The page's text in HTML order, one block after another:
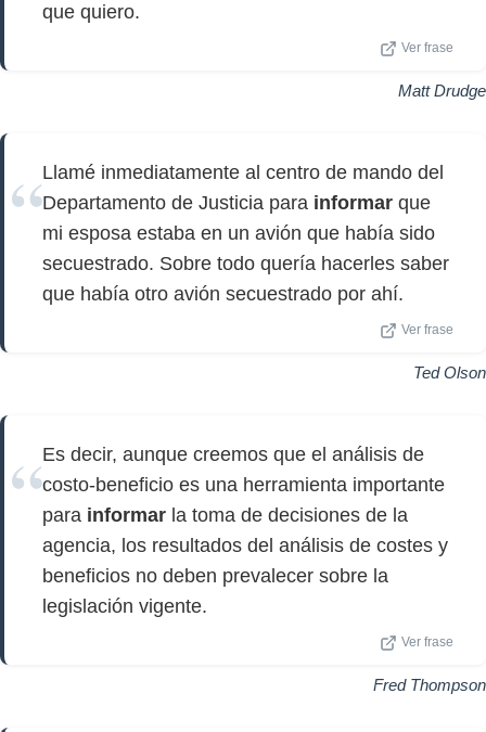
que quiero.
Ver frase
Matt Drudge
Llamé inmediatamente al centro de mando del
Departamento de Justicia para informar que
mi esposa estaba en un avión que había sido
secuestrado. Sobre todo quería hacerles saber
que había otro avión secuestrado por ahí.
Ver frase
Ted Olson
Es decir, aunque creemos que el análisis de
costo-beneficio es una herramienta importante
para informar la toma de decisiones de la
agencia, los resultados del análisis de costes y
beneficios no deben prevalecer sobre la
legislación vigente.
Ver frase
Fred Thompson